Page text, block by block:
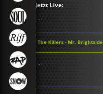
Jetzt Live:
...
The Killers - Mr. Brightside
...